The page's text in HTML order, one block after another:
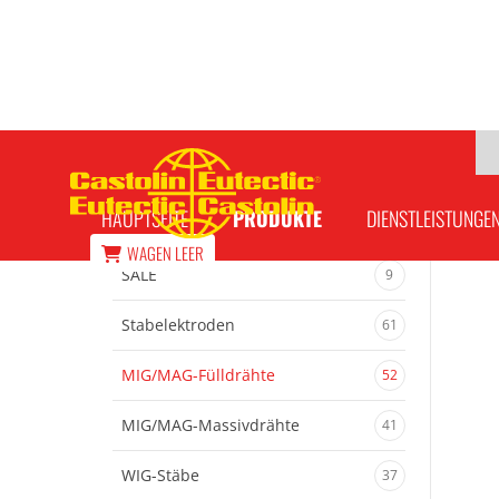
HAUPTSEITE PRODUKTE DIENSTLEISTUNGEN
WAGEN LEER
EnDOtec DO*390 N Fülldraht
SALE 9
Stabelektroden 61
MIG/MAG-Fülldrähte 52
MIG/MAG-Massivdrähte 41
WIG-Stäbe 37